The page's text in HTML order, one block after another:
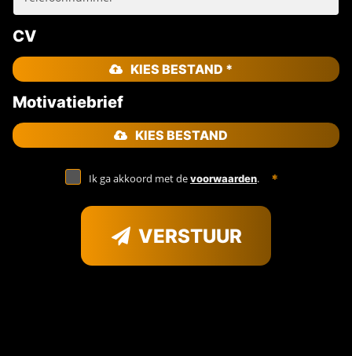
CV
KIES BESTAND *
Motivatiebrief
KIES BESTAND
Ik ga akkoord met devoorwaarden.
VERSTUUR